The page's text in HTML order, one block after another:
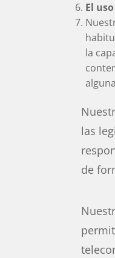
El
la
las
de